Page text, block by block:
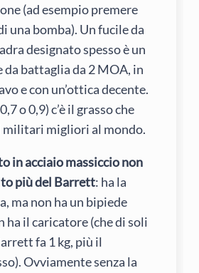
(ad esempio premere
una bomba). Un fucile da
designato spesso è un
da battaglia da 2 MOA, in
e con un’ottica decente.
o 0,9) c’è il grasso che
militari migliori al mondo.
in acciaio massiccio non
più del Barrett: ha la
ma non ha un bipiede
ha il caricatore (che di soli
fa 1 kg, più il
Ovviamente senza la